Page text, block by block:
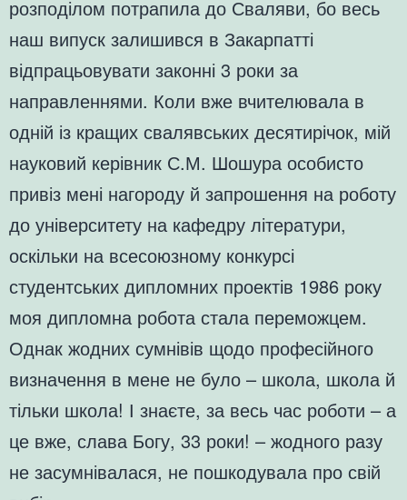
розподілом потрапила до Сваляви, бо весь
наш випуск залишився в Закарпатті
відпрацьовувати законні 3 роки за
направленнями. Коли вже вчителювала в
одній із кращих свалявських десятирічок, мій
науковий керівник С.М. Шошура особисто
привіз мені нагороду й запрошення на роботу
до університету на кафедру літератури,
оскільки на всесоюзному конкурсі
студентських дипломних проектів 1986 року
моя дипломна робота стала переможцем.
Однак жодних сумнівів щодо професійного
визначення в мене не було – школа, школа й
тільки школа! І знаєте, за весь час роботи – а
це вже, слава Богу, 33 роки! – жодного разу
не засумнівалася, не пошкодувала про свій